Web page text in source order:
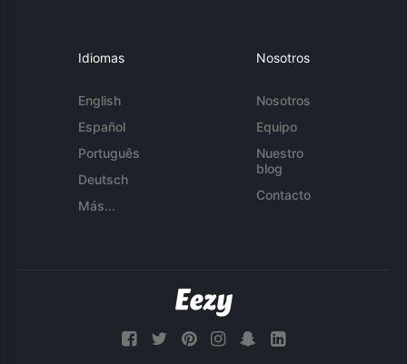
Idiomas
English
Español
Português
Deutsch
Más...
Nosotros
Nosotros
Equipo
Nuestro
blog
Contacto